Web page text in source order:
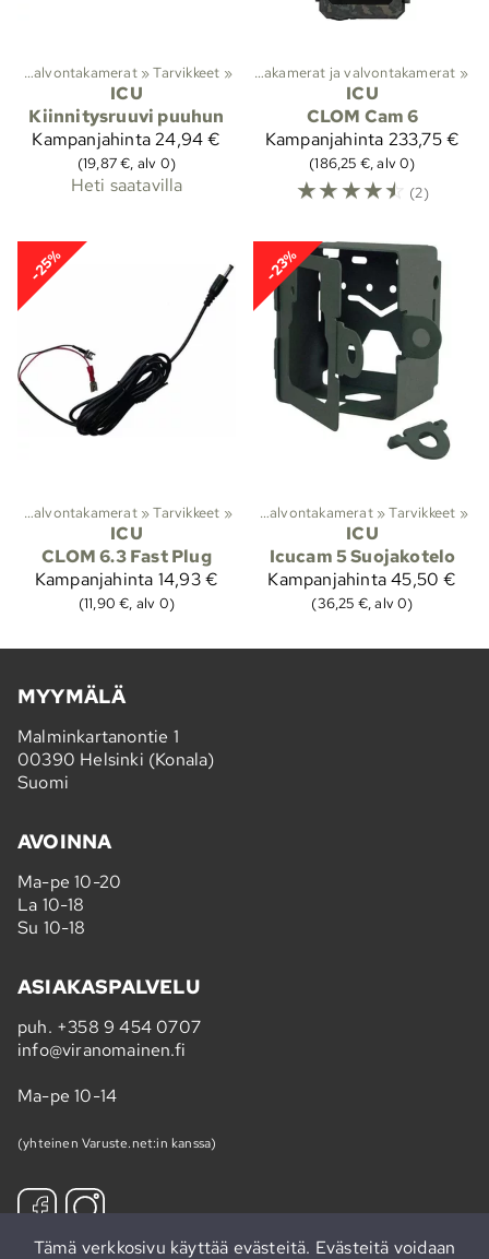
Riistakamerat ja valvontakamerat ‪»Tarvikkeet ‪»
ICU
Kiinnitysruuvi puuhun
Kampanjahinta24,94 €
(19,87 €, alv 0)
Heti saatavilla
Lajit ‪» Metsästys ‪» Riistakamerat ja valvontakamerat ‪»
ICU
CLOM Cam 6
Kampanjahinta 233,75 €
(186,25 €, alv 0)
☆☆☆☆☆ (2)
-25%
Riistakamerat ja valvontakamerat ‪»Tarvikkeet ‪»
ICU
CLOM 6.3 Fast Plug
Kampanjahinta 14,93 €
(11,90 €, alv 0)
-23%
Lajit‪»Metsästys ‪» Riistakamerat ja valvontakamerat ‪»Tarvikkeet ‪»
ICU
Icucam 5 Suojakotelo
Kampanjahinta45,50 €
(36,25 €, alv 0)
MYYMÄLÄ
Malminkartanontie 1
00390 Helsinki (Konala)
Suomi
AVOINNA
Ma-pe 10-20
La 10-18
Su 10-18
ASIAKASPALVELU
puh. +358 9 454 0707
info@viranomainen.fi
Ma-pe 10-14
(yhteinen Varuste.net:in kanssa)
Tämä verkkosivu käyttää evästeitä. Evästeitä voidaan